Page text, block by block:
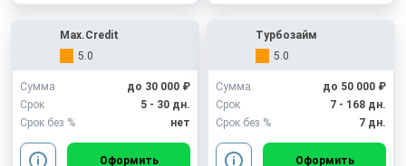
Max.Credit
5.0
Сумма
до 30 000 ₽
Срок
5 - 30 дн.
Срок без %
нет
Оформить
Турбозайм
5.0
Сумма
до 50 000 ₽
Срок
7 - 168 дн.
Срок без %
7 дн.
Оформить